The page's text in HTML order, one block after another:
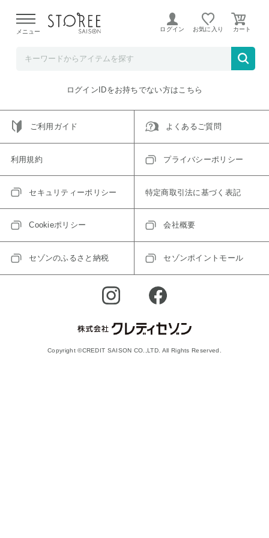
よる配送遅延が発生しております。
メニュー ログイン お気に入り
ご指定のアイテムは取り扱い終了、またはただいま取り扱い
トップへ戻る
ログインIDをお持ちでない方はこちら
ご利用ガイド よくあるご質問
利用規約 プライバシーポリシー
セキュリティーポリシー 特定商取引法に基づく表記
Cookieポリシー 会社概要
セゾンのふるさと納税 セゾンポイントモール
Copyright ©CREDIT SAISON CO.,LTD. All Rights Reserved.